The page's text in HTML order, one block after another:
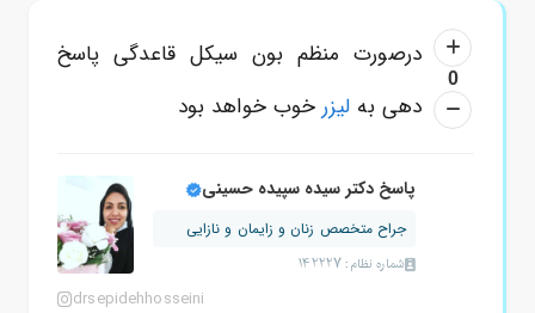
0
درصورت منظم بون سیکل قاعدگی پاسخ
دهی به لیزر خوب خواهد بود
پاسخ دکتر سیده سپیده حسینی
جراح متخصص زنان و زایمان و نازایی
شماره نظام: 142227
drsepidehhosseini